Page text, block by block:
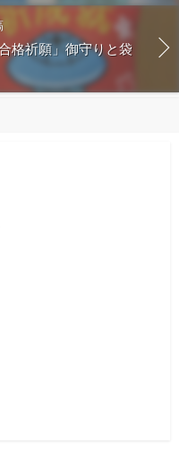
格祈願」御守りと袋